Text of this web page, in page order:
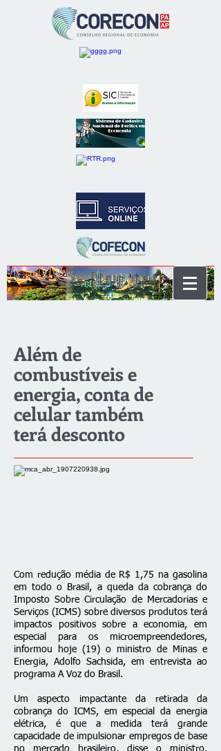
Além de
combustíveis e
energia, conta de
celular também
terá desconto
Com redução média de R$ 1,75 na gasolina
em todo o Brasil, a queda da cobrança do
Imposto Sobre Circulação de Mercadorias e
Serviços (ICMS) sobre diversos produtos terá
impactos positivos sobre a economia, em
especial para os microempreendedores,
informou hoje (19) o ministro de Minas e
Energia, Adolfo Sachsida, em entrevista ao
programa A Voz do Brasil.
Um aspecto impactante da retirada da
cobrança do ICMS, em especial da energia
elétrica, é que a medida terá grande
capacidade de impulsionar empregos de base
no mercado brasileiro, disse o ministro.